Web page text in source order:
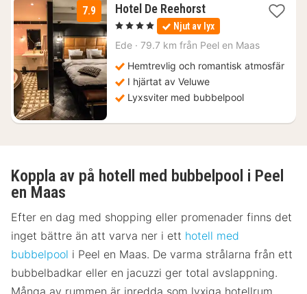
7.9 Hotel De Reehorst1
natt
från
2219
, 4 Stjärnor Njut av lyx
Ede · 79.7 km från Peel en Maas
Hemtrevlig och romantisk atmosfär
I hjärtat av Veluwe
Lyxsviter med bubbelpool
Koppla av på hotell med bubbelpool i Peel
en Maas
Efter en dag med shopping eller promenader finns det
inget bättre än att varva ner i ett hotell med
bubbelpool i Peel en Maas. De varma strålarna från ett
bubbelbadkar eller en jacuzzi ger total avslappning.